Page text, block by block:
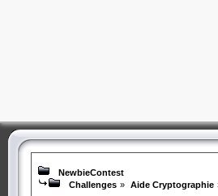
NewbieContest
Challenges » Aide Cryptographie